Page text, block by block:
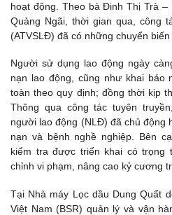
hoạt động. Theo bà Đinh Thị Trà –
Quảng Ngãi, thời gian qua, công
(ATVSLĐ) đã có những chuyển
Người sử dụng lao động ngày
nạn lao động, cũng như khai báo
toàn theo quy định; đồng thời kịp
Thông qua công tác tuyên
người lao động (NLĐ) đã chủ động
nạn và bệnh nghề nghiệp. Bên
kiểm tra được triển khai có trọng
chỉnh vi phạm, nâng cao kỷ cương
Tại Nhà máy Lọc dầu Dung Quất
Việt Nam (BSR) quản lý và vận